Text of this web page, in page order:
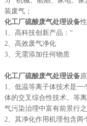
装废气；
化工厂硫酸废气处理设备
1、高科技创新产品：“
2、高效废气净化
3、无需添加任何物质
化工厂硫酸废气处理设备
1、低温等离子体技术是
体的交叉综合性技术。等
气污染治理中富有前景行
2、其净化作用机理包含两